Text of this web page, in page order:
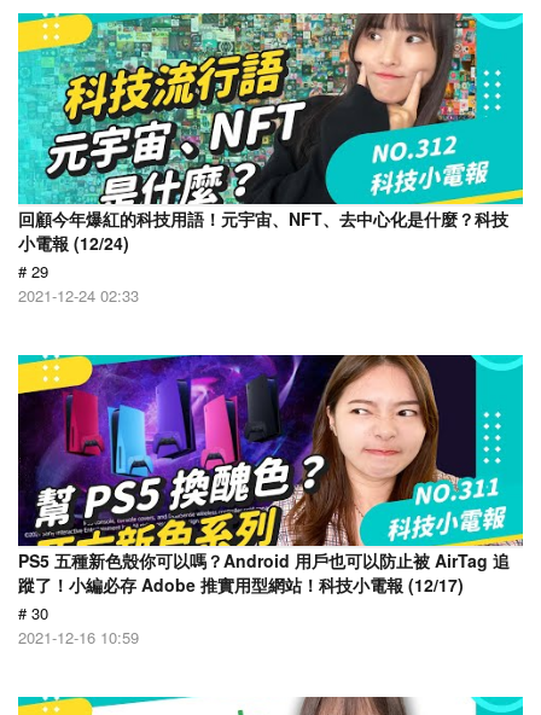
回顧今年爆紅的科技用語！元宇宙、NFT、去中心化是什麼？科技
小電報 (12/24)
# 29
2021-12-24 02:33
PS5 五種新色殼你可以嗎？Android 用戶也可以防止被 AirTag 追
蹤了！小編必存 Adobe 推實用型網站！科技小電報 (12/17)
# 30
2021-12-16 10:59